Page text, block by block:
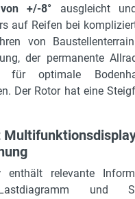
+/-8° ausgleicht
auf Reifen bei
von
der permanente
für optimale
Der Rotor hat eine
enthält relevante
und